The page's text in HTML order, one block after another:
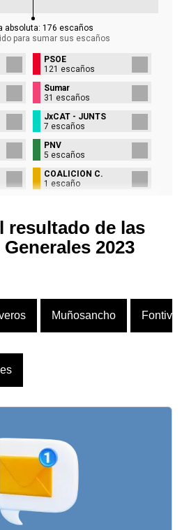
absoluta: 176 escaños
para sumar sus escaños
PSOE
121 escaños
Sumar
31 escaños
JxCAT - JUNTS
7 escaños
PNV
5 escaños
COALICIÓN C.
1 escaño
resultado de las
2023
Muñosancho